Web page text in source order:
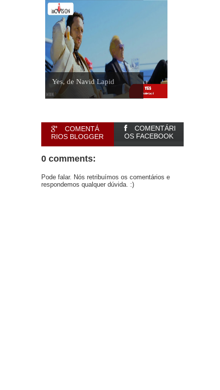
Yes, de Navid Lapid
COMENTÁ
RIOS BLOGGER
COMENTÁRI
OS FACEBOOK
0 comments:
Pode falar. Nós retribuímos os comentários e
respondemos qualquer dúvida. :)